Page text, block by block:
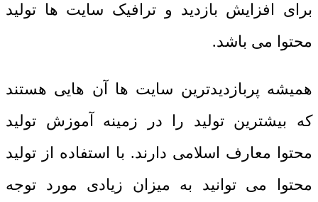
برای افزایش بازدید و ترافیک سایت ها تولید
محتوا می باشد.
همیشه پربازدیدترین سایت ها آن هایی هستند
که بیشترین تولید را در زمینه آموزش تولید
محتوا معارف اسلامی دارند. با استفاده از تولید
محتوا می توانید به میزان زیادی مورد توجه